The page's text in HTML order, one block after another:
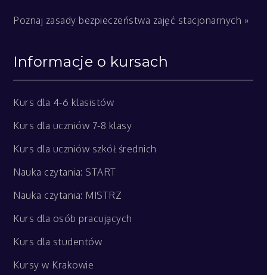
Poznaj zasady bezpieczeństwa zajęć stacjonarnych »
Informacje o kursach
Kurs dla 4-6 klasistów
Kurs dla uczniów 7-8 klasy
Kurs dla uczniów szkół średnich
Nauka czytania: START
Nauka czytania: MISTRZ
Kurs dla osób pracujących
Kurs dla studentów
Kursy w Krakowie